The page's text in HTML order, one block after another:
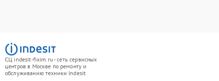
СЦ indesit-fixim.ru - сеть сервисных
центров в Москве по ремонту и
обслуживанию техники Indesit